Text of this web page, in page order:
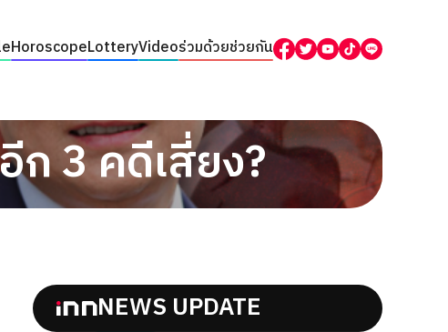
HoroscopeLotteryVideoร่วมด้วยช่วยกัน
3 คดีเสี่ยง?
NEWS UPDATE